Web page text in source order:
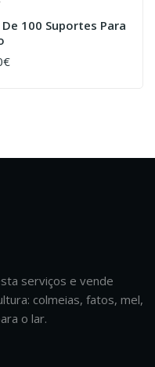
De 100 Suportes Para
serviços e vende
colmeias, fatos, mel,
o lar.